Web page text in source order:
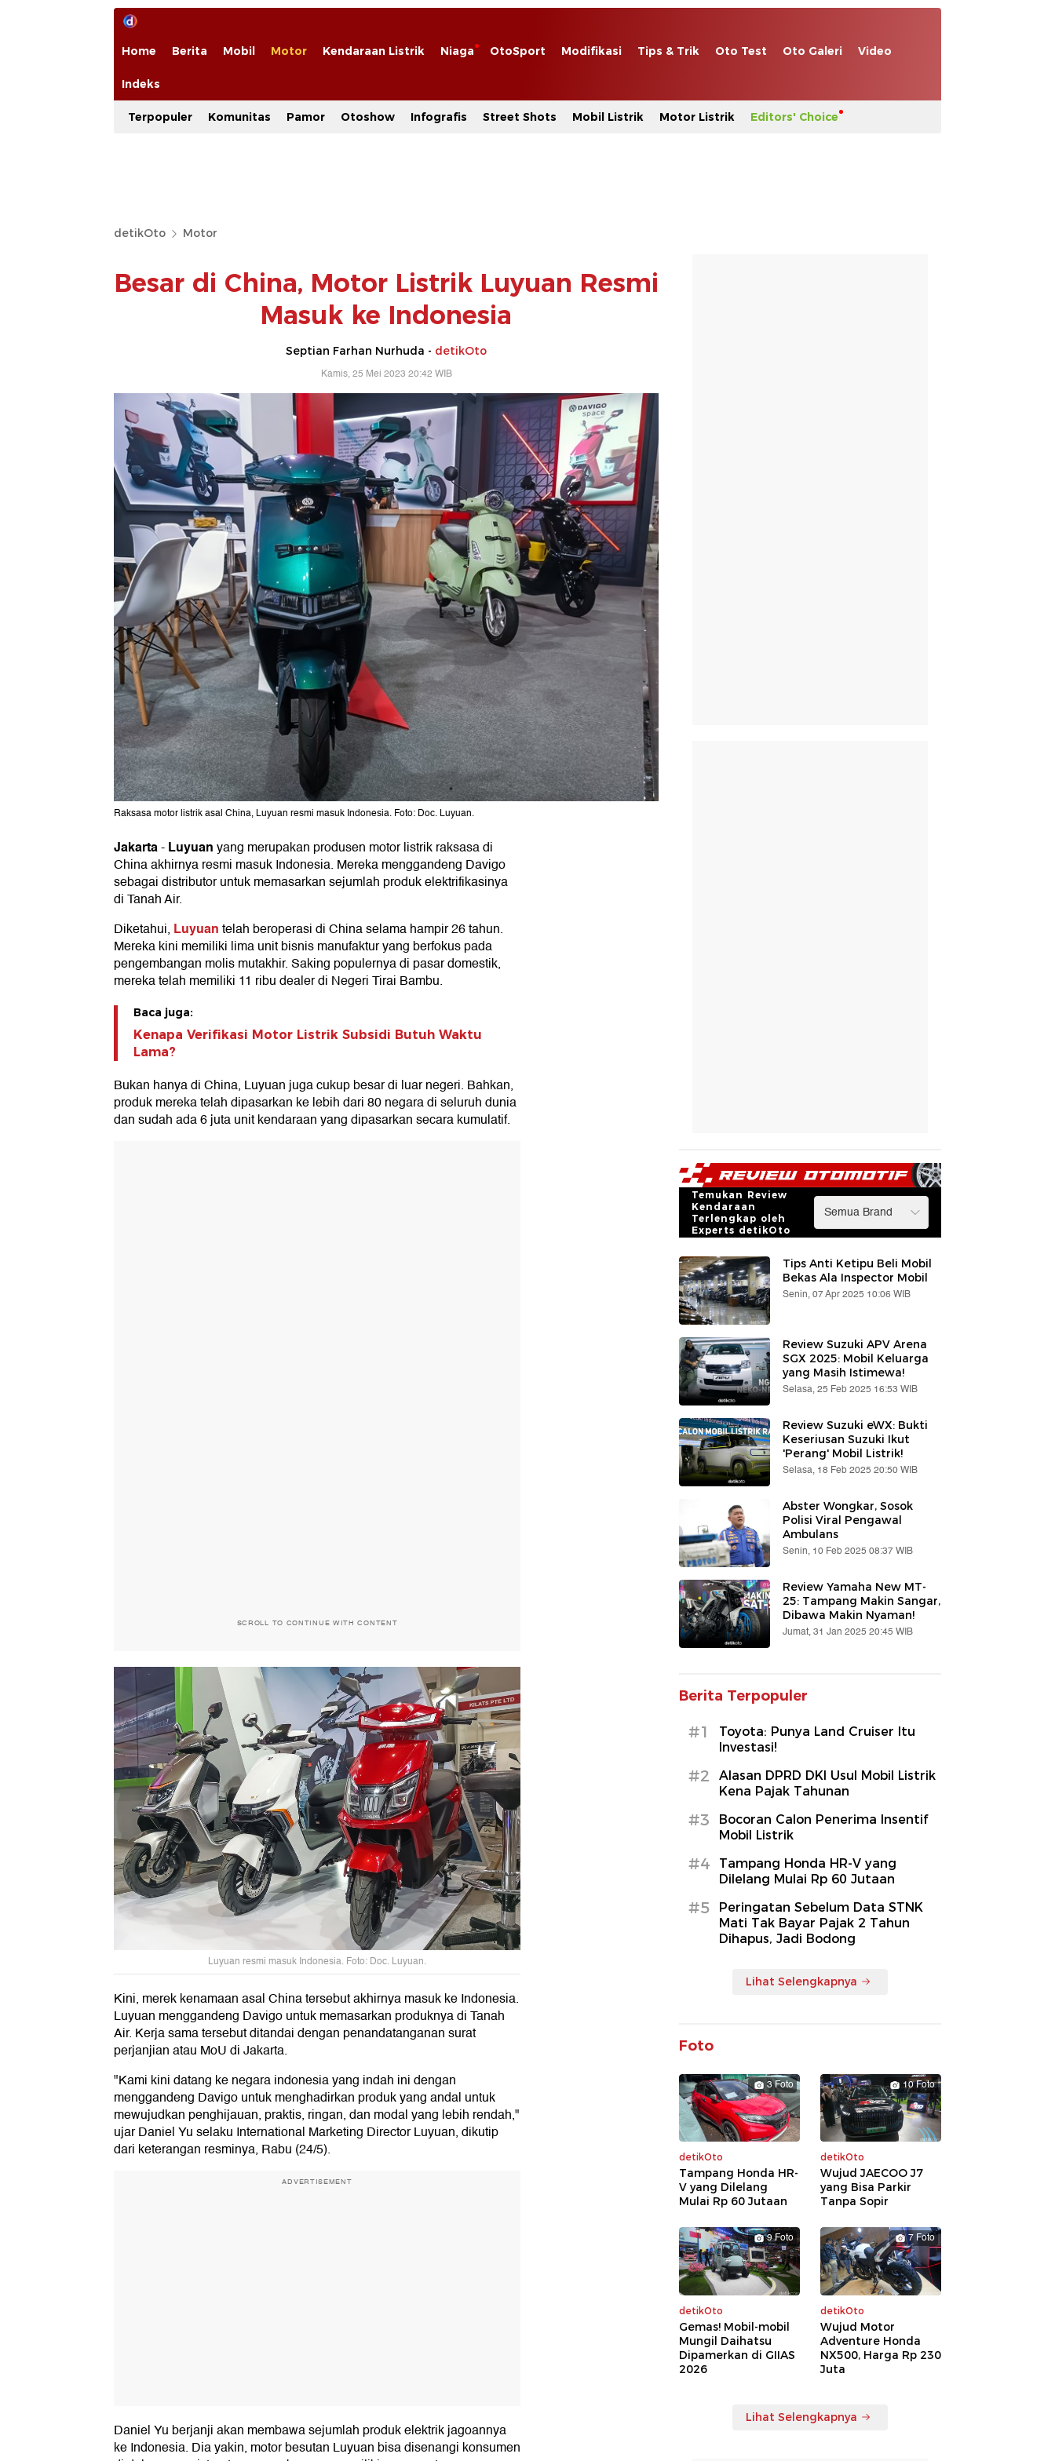
Home Berita Mobil Motor Kendaraan Listrik Niaga OtoSport Modifikasi Tips & Trik Oto Test Oto Galeri Video
Indeks
Terpopuler Komunitas Pamor Otoshow Infografis Street Shots Mobil Listrik Motor Listrik Editors' Choice
detikOto Motor
Besar di China, Motor Listrik Luyuan Resmi
Masuk ke Indonesia
Septian Farhan Nurhuda - detikOto
Kamis, 25 Mei 2023 20:42 WIB
Raksasa motor listrik asal China, Luyuan resmi masuk Indonesia. Foto: Doc. Luyuan.
Jakarta-Luyuanyang merupakan produsen motor listrik raksasa di
China akhirnya resmi masuk Indonesia. Mereka menggandeng Davigo
sebagai distributor untuk memasarkan sejumlah produk elektrifikasinya
di Tanah Air.
Diketahui, Luyuantelah beroperasi di China selama hampir 26 tahun.
Mereka kini memiliki lima unit bisnis manufaktur yang berfokus pada
pengembangan molis mutakhir. Saking populernya di pasar domestik,
mereka telah memiliki 11 ribu dealer di Negeri Tirai Bambu.
Baca juga:
Kenapa Verifikasi Motor Listrik Subsidi Butuh Waktu
Lama?
Bukan hanya di China, Luyuan juga cukup besar di luar negeri. Bahkan,
produk mereka telah dipasarkan ke lebih dari 80 negara di seluruh dunia
dan sudah ada 6 juta unit kendaraan yang dipasarkan secara kumulatif.
SCROLL TO CONTINUE WITH CONTENT
Luyuan resmi masuk Indonesia. Foto: Doc. Luyuan.
Kini, merek kenamaan asal China tersebut akhirnya masuk ke Indonesia.
Luyuan menggandeng Davigo untuk memasarkan produknya di Tanah
Air. Kerja sama tersebut ditandai dengan penandatanganan surat
perjanjian atau MoU di Jakarta.
"Kami kini datang ke negara indonesia yang indah ini dengan
menggandeng Davigo untuk menghadirkan produk yang andal untuk
mewujudkan penghijauan, praktis, ringan, dan modal yang lebih rendah,"
ujar Daniel Yu selaku International Marketing Director Luyuan, dikutip
dari keterangan resminya, Rabu (24/5).
ADVERTISEMENT
Daniel Yu berjanji akan membawa sejumlah produk elektrik jagoannya
ke Indonesia. Dia yakin, motor besutan Luyuan bisa disenangi konsumen
Temukan Review
Kendaraan
Terlengkap oleh
Experts detikOto
Tips Anti Ketipu Beli Mobil
Bekas Ala Inspector Mobil
Senin, 07 Apr 2025 10:06 WIB
Review Suzuki APV Arena
SGX 2025: Mobil Keluarga
yang Masih Istimewa!
Selasa, 25 Feb 2025 16:53 WIB
Review Suzuki eWX: Bukti
Keseriusan Suzuki Ikut
'Perang' Mobil Listrik!
Selasa, 18 Feb 2025 20:50 WIB
Abster Wongkar, Sosok
Polisi Viral Pengawal
Ambulans
Senin, 10 Feb 2025 08:37 WIB
Review Yamaha New MT-
25: Tampang Makin Sangar,
Dibawa Makin Nyaman!
Jumat, 31 Jan 2025 20:45 WIB
Berita Terpopuler
#1
Toyota: Punya Land Cruiser Itu
Investasi!
#2
Alasan DPRD DKI Usul Mobil Listrik
Kena Pajak Tahunan
#3
Bocoran Calon Penerima Insentif
Mobil Listrik
#4
Tampang Honda HR-V yang
Dilelang Mulai Rp 60 Jutaan
#5
Peringatan Sebelum Data STNK
Mati Tak Bayar Pajak 2 Tahun
Dihapus, Jadi Bodong
Lihat Selengkapnya
Foto
3 Foto
detikOto
Tampang Honda HR-
V yang Dilelang
Mulai Rp 60 Jutaan
10 Foto
detikOto
Wujud JAECOO J7
yang Bisa Parkir
Tanpa Sopir
9 Foto
detikOto
Gemas! Mobil-mobil
Mungil Daihatsu
Dipamerkan di GIIAS
2026
7 Foto
detikOto
Wujud Motor
Adventure Honda
NX500, Harga Rp 230
Juta
Lihat Selengkapnya